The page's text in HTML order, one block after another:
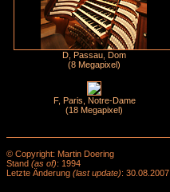
D, Passau, Dom
(8 Megapixel)
F, Paris, Notre-Dame
(18 Megapixel)
© Copyright: Martin Doering
Stand (as of): 1994
Letzte Änderung (last update): 30.08.2007